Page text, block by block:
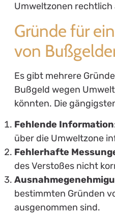
Umweltzonen
Gründe für
von
Es gibt mehrere
Bußgeld wegen
könnten. Die
Fehlende Information
über die Umweltzone
Fehlerhafte
des Verstoßes nicht
bestimmten Gründen
ausgenommen sind.